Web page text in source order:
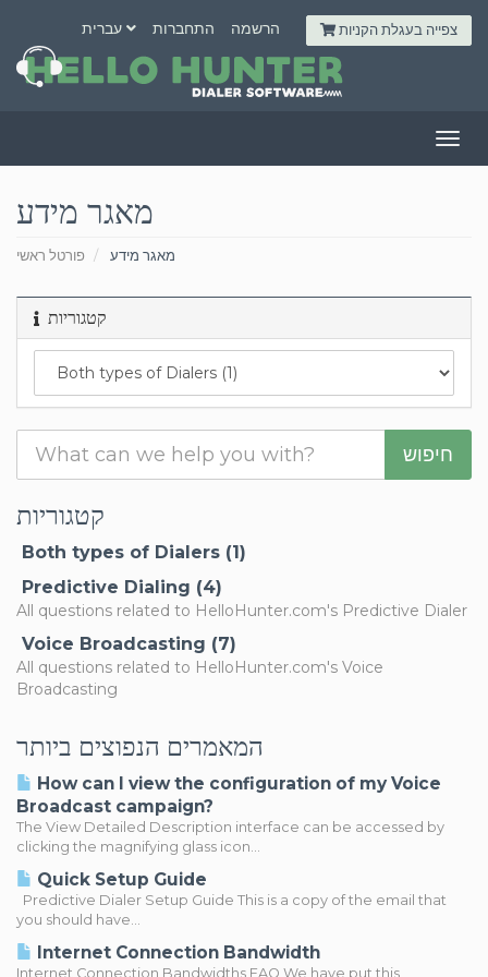
התחברות הרשמה צפייה בעגלת הקניות
מאגר מידע
פורטל ראשי מאגר מידע
קטגוריות
קטגוריות
Both types of Dialers (1)
Predictive Dialing (4)
All questions related to HelloHunter.com's Predictive Dialer
Voice Broadcasting (7)
All questions related to HelloHunter.com's Voice
Broadcasting
המאמרים הנפוצים ביותר
How can I view the configuration of my Voice
Broadcast campaign?
The View Detailed Description interface can be accessed by
clicking the magnifying glass icon...
Quick Setup Guide
Predictive Dialer Setup Guide This is a copy of the email that
you should have...
Internet Connection Bandwidth
Internet Connection Bandwidths FAQ We have put this